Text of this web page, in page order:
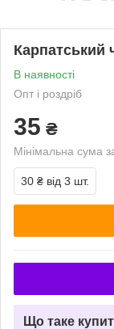
Карпатський
В наявності
Опт і роздріб
35 ₴
Мінімальна сума
30 ₴ від 3 шт.
Що таке